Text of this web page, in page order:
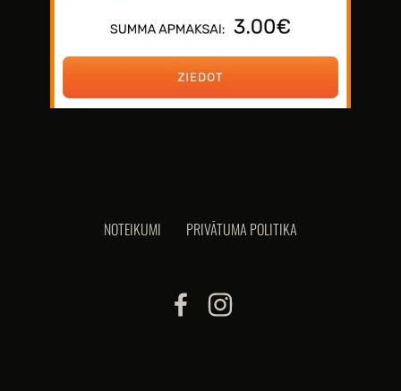
NOTEIKUMI PRIVĀTUMA POLITIKA